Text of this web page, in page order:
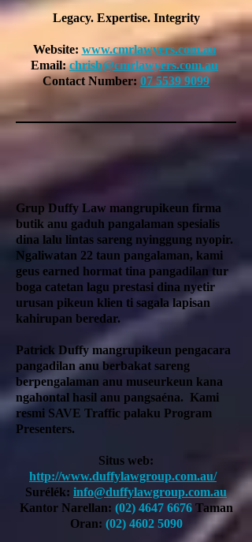
Legacy. Expertise. Integrity
Website: www.cmrlawyers.com.au
Email:chrisb@cmrlawyers.com.au
Contact Number: 07 5539 9099
Grup Duffy Law mangrupikeun firma
butik anu gaduh pangalaman spesialis
dina lalu lintas sareng nyinggung nyopir.
Ngaliwatan 22 taun pangalaman, kami
geus earned hormat tina pangadilan tur
boga catetan lagu prestasi dina nyetir
urusan pikeun klien ti sagala lapisan
kahirupan beredar.
Patrick Duffy mangrupikeun pengacara
pangadilan anu berbakat sareng
berpengalaman anu museurkeun kana
ngahontal hasil anu pangsaéna. Kami
resmi SAVE Traffic palaku Program
Presenters.
Situs web:
http://www.duffylawgroup.com.au/
Surélék: info@duffylawgroup.com.au
Kantor Narellan: (02) 4647 6676Taman
Oran: (02) 4602 5090